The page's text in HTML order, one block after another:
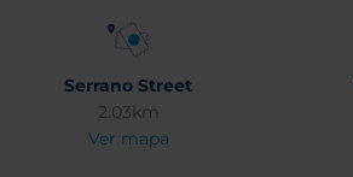
Serrano Street
2.03km
Ver mapa